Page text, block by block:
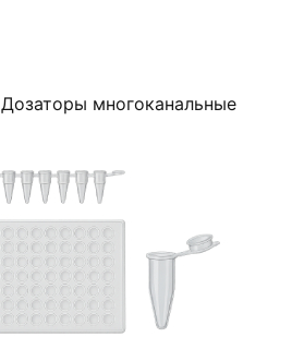
Дозаторы многоканальные